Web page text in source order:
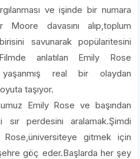
ve işinde bir numara
davasını alıp,toplum
savunarak popülaritesini
anlatılan Emily Rose
real bir olaydan
taşıyor.
Emily Rose ve başından
sır perdesini aralamak.Şimdi
gitmek için
göç eder.Başlarda her şey